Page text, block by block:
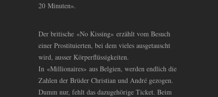
20 Minuten».
Der britische «No Kissing» erzählt vom Besuch
einer Prostituierten, bei dem vieles ausgetauscht
wird, ausser Körperflüssigkeiten.
In «Millionaires» aus Belgien, werden endlich die
Zahlen der Brüder Christian und André gezogen.
Dumm nur, fehlt das dazugehörige Ticket. Beim